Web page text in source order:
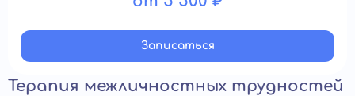
Записатьcя
Терапия межличностных трудностей